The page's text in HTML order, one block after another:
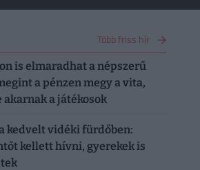
Több friss hír
is elmaradhat a népszerű
a pénzen megy a vita,
a játékosok
kedvelt vidéki fürdőben:
kellett hívni, gyerekek is